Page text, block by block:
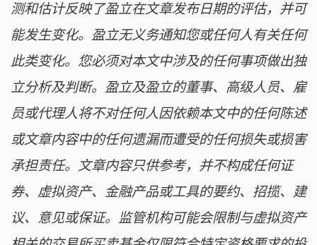
测和估计反映了盈立在文章发布日期的评估，并可
能发生变化。盈立无义务通知您或任何人有关任何
此类变化。您必须对本文中涉及的任何事项做出独
立分析及判断。盈立及盈立的董事、高级人员、雇
员或代理人将不对任何人因依赖本文中的任何陈述
或文章内容中的任何遗漏而遭受的任何损失或损害
承担责任。文章内容只供参考，并不构成任何证
券、虚拟资产、金融产品或工具的要约、招揽、建
议、意见或保证。监管机构可能会限制与虚拟资产